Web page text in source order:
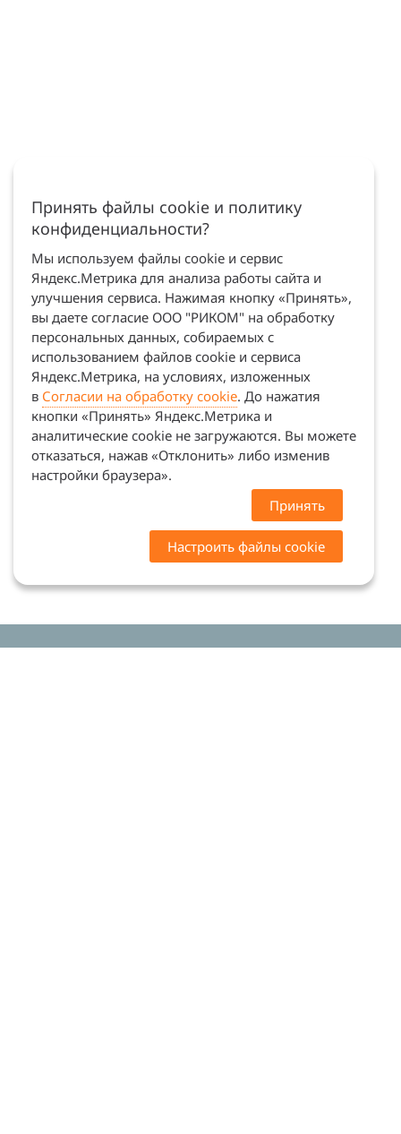
Принять файлы cookie и политику
конфиденциальности?
Мы используем файлы cookie и сервис
Яндекс.Метрика для анализа работы сайта и
улучшения сервиса. Нажимая кнопку «Принять»,
вы даете согласие ООО "РИКОМ" на обработку
персональных данных, собираемых с
использованием файлов cookie и сервиса
Яндекс.Метрика, на условиях, изложенных
в Согласии на обработку cookie. До нажатия
кнопки «Принять» Яндекс.Метрика и
аналитические cookie не загружаются. Вы можете
отказаться, нажав «Отклонить» либо изменив
настройки браузера».
Принять
Настроить файлы cookie